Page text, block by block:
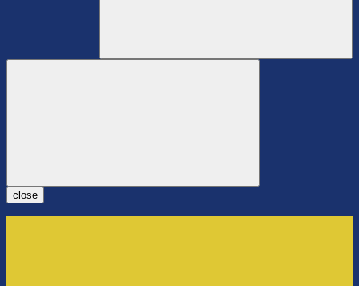
close